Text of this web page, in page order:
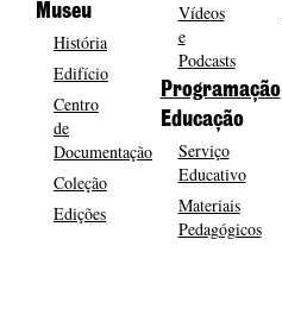
Museu
História
Edifício
Centro
de
Documentação
Coleção
Edições
Vídeos
e
Podcasts
Programação
Educação
Serviço
Educativo
Materiais
Pedagógicos